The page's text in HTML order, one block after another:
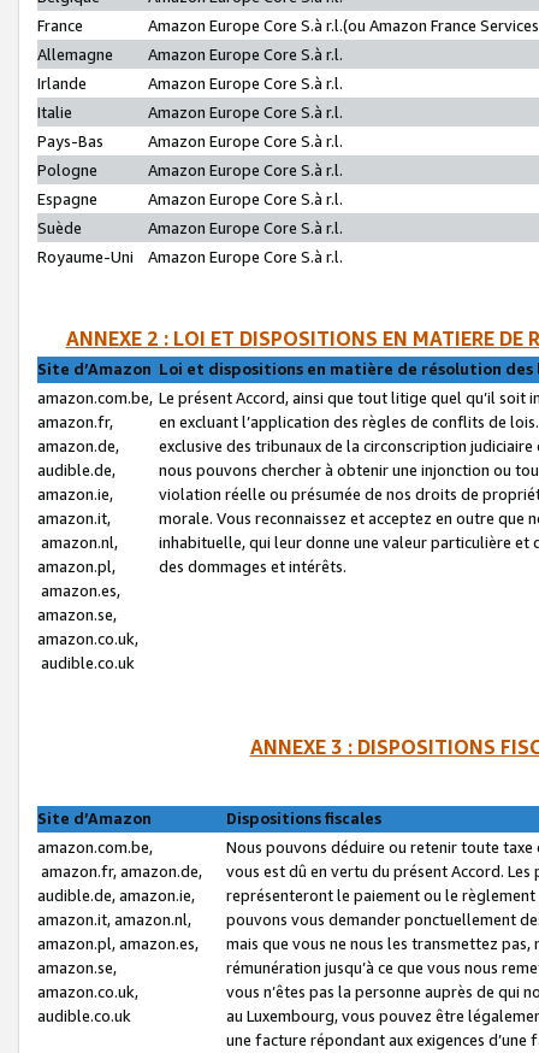
France
Amazon Europe Core S.à r.l.(ou Amazon France
Allemagne
Amazon Europe Core S.à r.l.
Irlande
Amazon Europe Core S.à r.l.
Italie
Amazon Europe Core S.à r.l.
Pays-Bas
Amazon Europe Core S.à r.l.
Pologne
Amazon Europe Core S.à r.l.
Espagne
Amazon Europe Core S.à r.l.
Suède
Amazon Europe Core S.à r.l.
Royaume-Uni
Amazon Europe Core S.à r.l.
ANNEXE 2 : LOI ET DISPOSITIONS EN MATIERE DE
Site d’Amazon Loi et dispositions en matière de résolution
amazon.com.be,
amazon.fr,
amazon.de,
audible.de,
amazon.ie,
amazon.it,
amazon.nl,
amazon.pl,
amazon.es,
amazon.se,
amazon.co.uk,
audible.co.uk
Le présent Accord, ainsi que tout litige quel qu’il soit
en excluant l’application des règles de conflits de
exclusive des tribunaux de la circonscription
nous pouvons chercher à obtenir une injonction ou
violation réelle ou présumée de nos droits de
morale. Vous reconnaissez et acceptez en outre que
inhabituelle, qui leur donne une valeur particulière
des dommages et intérêts.
ANNEXE 3 : DISPOSITIONS
Site d’Amazon
Dispositions fiscales
amazon.com.be,
amazon.fr, amazon.de,
audible.de, amazon.ie,
amazon.it, amazon.nl,
amazon.pl, amazon.es,
amazon.se,
amazon.co.uk,
audible.co.uk
Nous pouvons déduire ou retenir toute
vous est dû en vertu du présent Accord.
représenteront le paiement ou le
pouvons vous demander ponctuellement
mais que vous ne nous les transmettez
rémunération jusqu’à ce que vous nous
vous n’êtes pas la personne auprès de qui
au Luxembourg, vous pouvez être
une facture répondant aux exigences